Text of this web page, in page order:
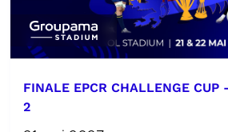
FINALE EPCR CHALLENGE CUP
2